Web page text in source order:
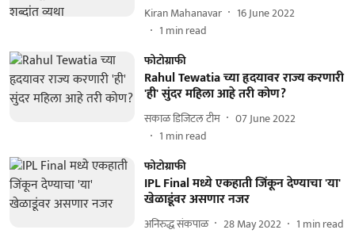
Kiran Mahanavar
16 June 2022
1 min read
फोटोग्राफी
Rahul Tewatia च्या हृदयावर राज्य करणारी
'ही' सुंदर महिला आहे तरी कोण?
सकाळ डिजिटल टीम
07 June 2022
1 min read
फोटोग्राफी
IPL Final मध्ये एकहाती जिंकून देण्याचा 'या'
खेळाडूंवर असणार नजर
अनिरुद्ध संकपाळ 28 May 2022 1 min read